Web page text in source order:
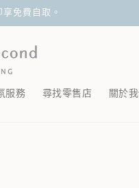
免費自取。
服務 尋找零售店 關於